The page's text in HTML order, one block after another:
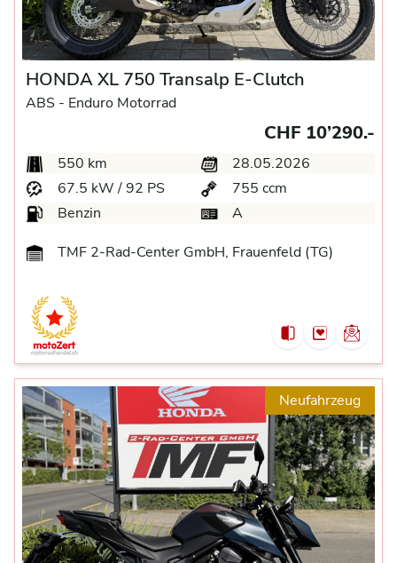
HONDA XL 750 Transalp E-Clutch
ABS - Enduro Motorrad
CHF 10’290.-
550 km
28.05.2026
67.5 kW / 92 PS
755 ccm
Benzin
A
TMF 2-Rad-Center GmbH, Frauenfeld (TG)
Neufahrzeug